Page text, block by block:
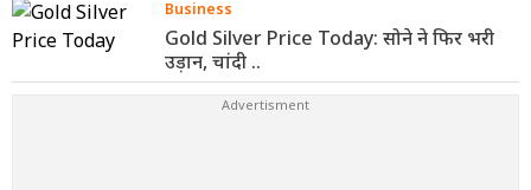
Business
Gold Silver Price Today: सोने ने फिर भरी
उड़ान, चांदी ..